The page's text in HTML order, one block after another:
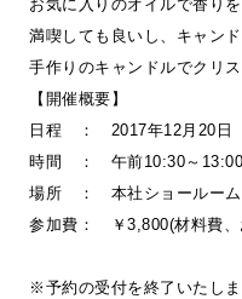
お気に入りのオイルで香り
満喫しても良いし、キャン
手作りのキャンドルでクリ
【開催概要】
日程 ： 2017年12月20日（
時間 ： 午前10:30～13:00
場所 ： 本社ショールーム
参加費： ￥3,800(材料費、
※予約の受付を終了いたしま